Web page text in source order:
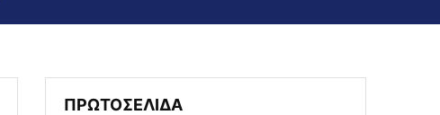
ΠΡΩΤΟΣΕΛΙΔΑ